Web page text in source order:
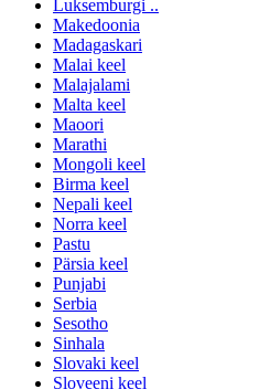
Luksemburgi ..
Makedoonia
Madagaskari
Malai keel
Malajalami
Malta keel
Maoori
Marathi
Mongoli keel
Birma keel
Nepali keel
Norra keel
Pastu
Pärsia keel
Punjabi
Serbia
Sesotho
Sinhala
Slovaki keel
Sloveeni keel